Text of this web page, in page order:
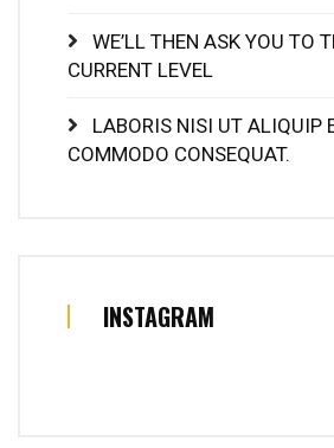
WE’LL THEN ASK YOU TO
CURRENT LEVEL
LABORIS NISI UT ALIQUIP
COMMODO CONSEQUAT.
INSTAGRAM